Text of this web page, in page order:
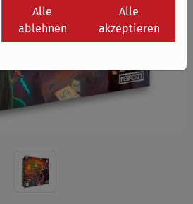
Alle
ablehnen
Alle
akzeptieren